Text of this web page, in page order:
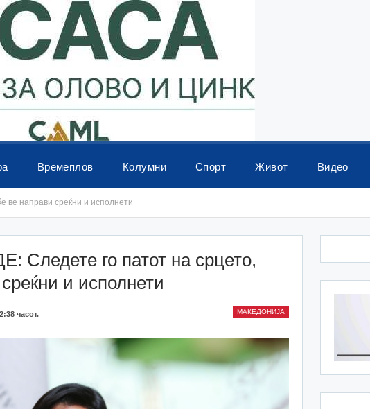
Времеплов Колумни Спорт Живот Видео
ве направи среќни и исполнети
Следете го патот на срцето,
и исполнети
МАКЕДОНИЈА
часот.